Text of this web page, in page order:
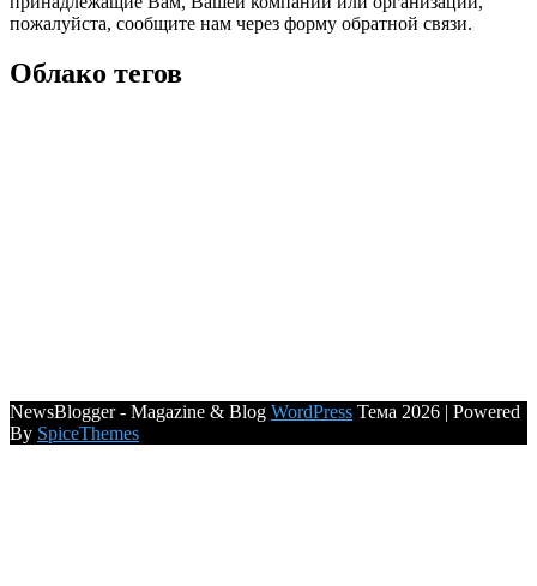
пожалуйста, сообщите нам через форму обратной связи.
Облако тегов
NewsBlogger - Magazine & Blog WordPress Тема 2026 | Powered
By SpiceThemes